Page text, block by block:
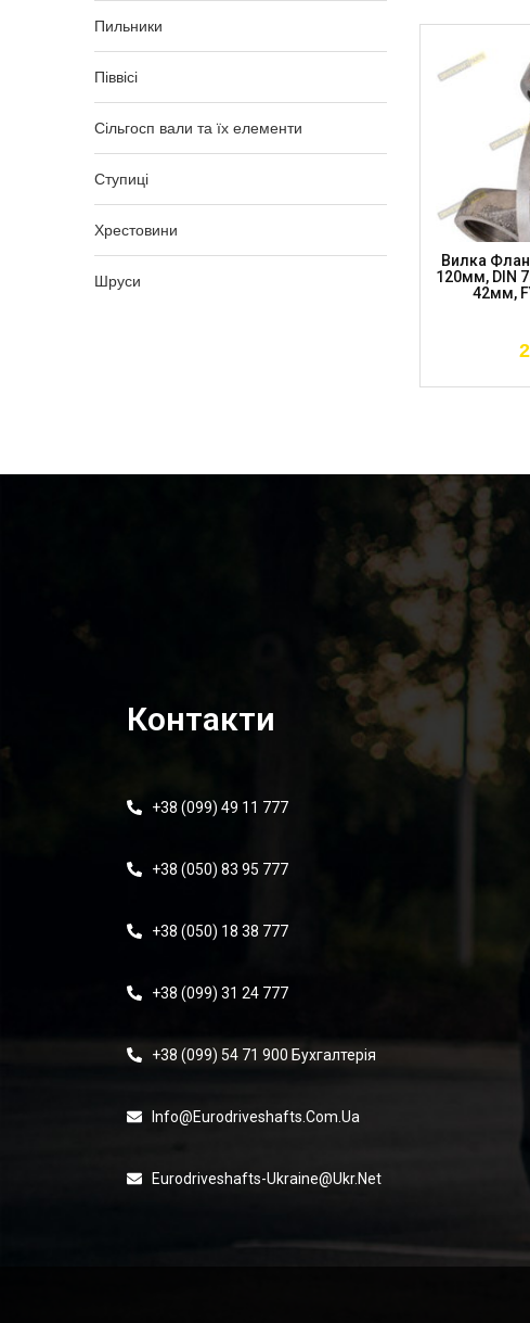
Пильники
Піввісі
Сільгосп вали та їх елементи
Ступиці
Хрестовини
Шруси
Вилка Фланцева К/в, Хр. 27 X 74.6
100мм, SAE 45мм, H-47мм, SUBARU
Вилка
120мм, DIN
42мм,
Контакти
+38 (099) 49 11 777
+38 (050) 83 95 777
+38 (050) 18 38 777
+38 (099) 31 24 777
+38 (099) 54 71 900 Бухгалтерія
Info@eurodriveshafts.com.ua
Eurodriveshafts-Ukraine@ukr.net